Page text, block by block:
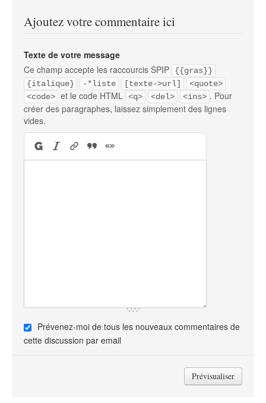
Ajoutez votre commentaire ici
Texte de votre message
Ce champ accepte les raccourcis SPIP
{{gras}}
{italique}
-*liste [texte->url]
<quote>
<code> et le code HTML <q> <del> <ins> . Pour
créer des paragraphes, laissez simplement des lignes
vides.
Prévenez-moi de tous les nouveaux commentaires de
cette discussion par email